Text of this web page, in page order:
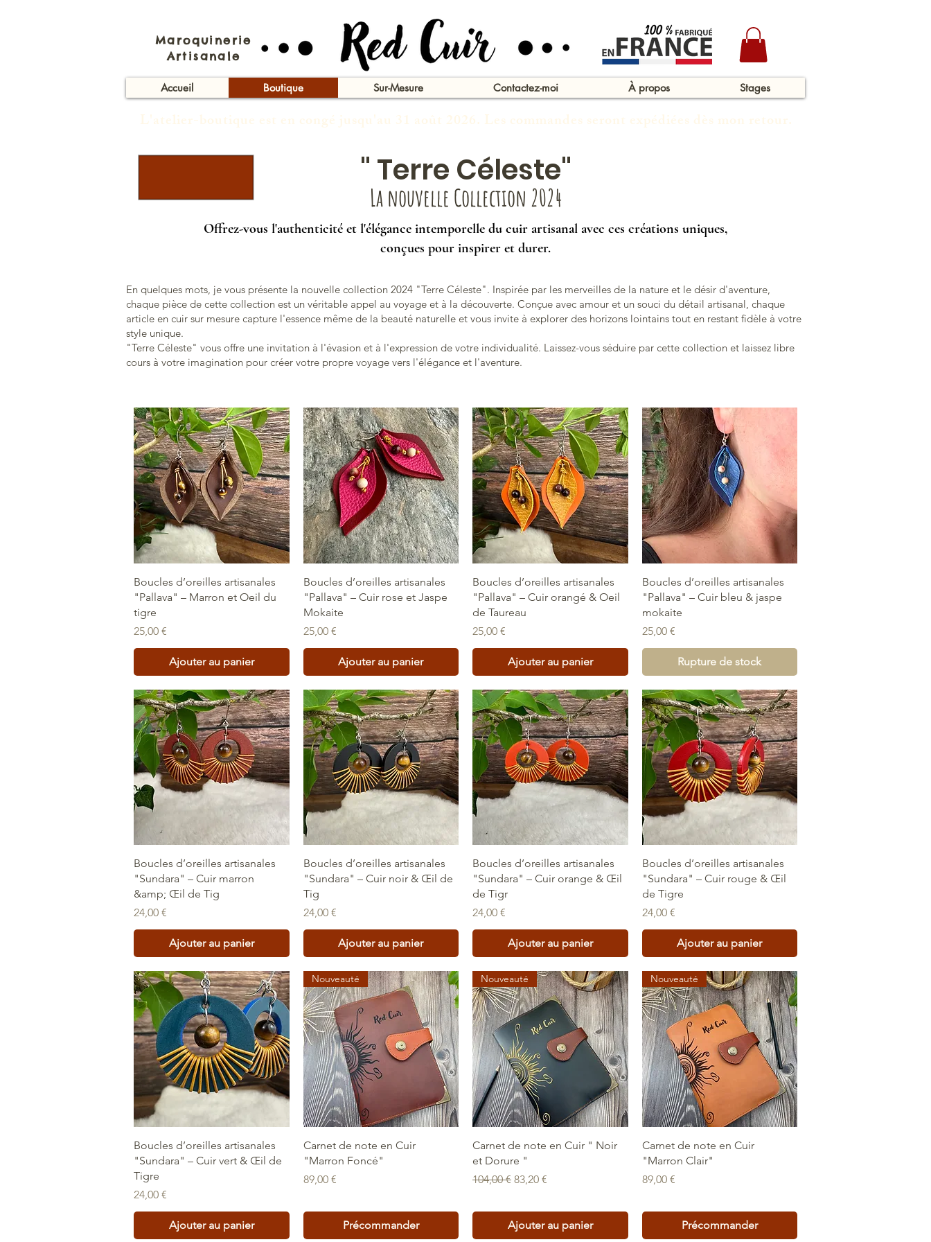
Accueil Boutique Sur-Mesure Contactez-moi À propos Stages
Maroquinerie
Artisanale
L'atelier-boutique est en congé jusqu'au 31 août 2026. Les commandes seront expédiées dès mon retour.
" Terre Céleste"
La nouvelle Collection 2024
Offrez-vous l'authenticité et l'élégance intemporelle du cuir artisanal avec ces créations uniques,
conçues pour inspirer et durer.
En quelques mots, je vous présente la nouvelle collection 2024 "Terre Céleste". Inspirée par les merveilles de la nature et le désir d'aventure,
chaque pièce de cette collection est un véritable appel au voyage et à la découverte. Conçue avec amour et un souci du détail artisanal, chaque
article en cuir sur mesure capture l'essence même de la beauté naturelle et vous invite à explorer des horizons lointains tout en restant fidèle à votre
style unique.
"Terre Céleste" vous offre une invitation à l'évasion et à l'expression de votre individualité. Laissez-vous séduire par cette collection et laissez libre
cours à votre imagination pour créer votre propre voyage vers l'élégance et l'aventure.
Aperçu rapide
Boucles d’oreilles artisanales
"Pallava" – Marron et Oeil du
tigre
Prix
25,00 €
Ajouter au panier
Aperçu rapide
Boucles d’oreilles artisanales
"Pallava" – Cuir rose et Jaspe
Mokaite
Prix
25,00 €
Ajouter au panier
Aperçu rapide
Boucles d’oreilles artisanales
"Pallava" – Cuir orangé & Oeil
de Taureau
Prix
25,00 €
Ajouter au panier
Aperçu rapide
Boucles d’oreilles artisanales
"Pallava" – Cuir bleu & jaspe
mokaite
Prix
25,00 €
Rupture de stock
Aperçu rapide
Boucles d’oreilles artisanales
"Sundara" – Cuir marron
&amp; Œil de Tig
Prix
24,00 €
Ajouter au panier
Aperçu rapide
Boucles d’oreilles artisanales
"Sundara" – Cuir noir & Œil de
Tig
Prix
24,00 €
Ajouter au panier
Aperçu rapide
Boucles d’oreilles artisanales
"Sundara" – Cuir orange & Œil
de Tigr
Prix
24,00 €
Ajouter au panier
Aperçu rapide
Boucles d’oreilles artisanales
"Sundara" – Cuir rouge & Œil
de Tigre
Prix
24,00 €
Ajouter au panier
Aperçu rapide
Boucles d’oreilles artisanales
"Sundara" – Cuir vert & Œil de
Tigre
Prix
24,00 €
Ajouter au panier
Aperçu rapide
Nouveauté
Carnet de note en Cuir
"Marron Foncé"
Prix
89,00 €
Précommander
Aperçu rapide
Nouveauté
Carnet de note en Cuir " Noir
et Dorure "
Prix original
104,00 € Prix promotionnel
83,20 €
Ajouter au panier
Aperçu rapide
Nouveauté
Carnet de note en Cuir
"Marron Clair"
Prix
89,00 €
Précommander